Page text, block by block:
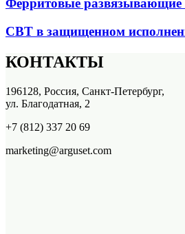
Ферритовые
СВТ в защищенном
КОНТАКТЫ
196128, Россия, Санкт-Петербург,
ул. Благодатная, 2
+7 (812) 337 20 69
marketing@arguset.com